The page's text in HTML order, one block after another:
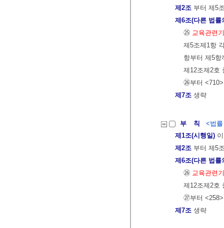
제2조 부터 제5
제6조(다른 법률
㉕ 교육관련
제5조제1항
항부터 제5항
제12조제2호
㉖부터
제7조 생략
부 칙
<법
제1조(시행일)
제2조 부터 제5
제6조(다른 법률
㉖ 교육관련
제12조제2호
㉗부터
제7조 생략